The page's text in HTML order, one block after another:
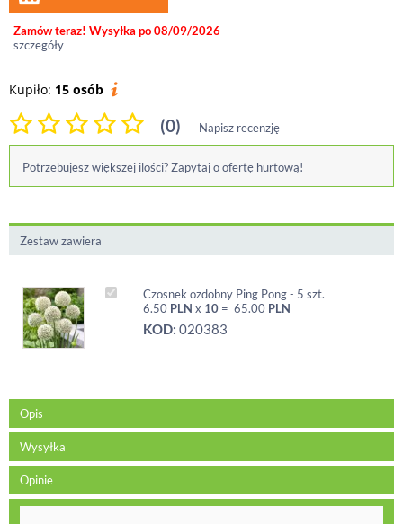
Zamów teraz! Wysyłka po 08/09/2026
szczegóły
Kupiło: 15 osób
(0) Napisz recenzję
Potrzebujesz większej ilości? Zapytaj o ofertę hurtową!
Zestaw zawiera
Czosnek ozdobny Ping Pong - 5 szt.
6.50 PLN x 10 = 65.00 PLN
KOD: 020383
Opis
Wysyłka
Opinie